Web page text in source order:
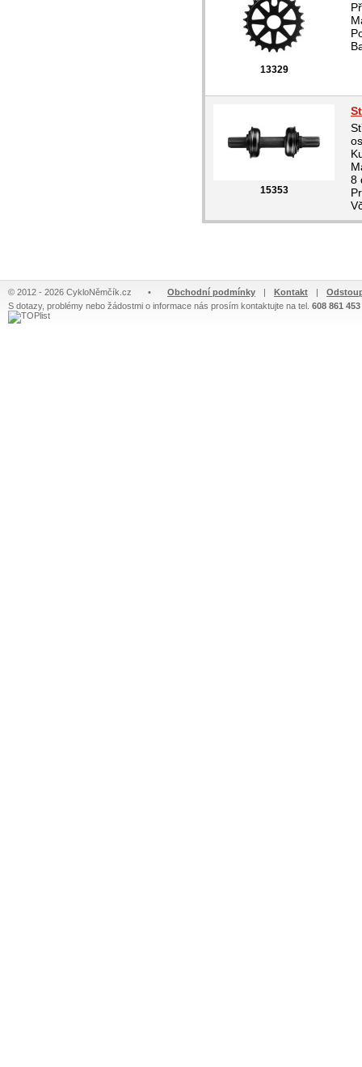
13329
15353
8
© 2012 - 2026 CykloNěmčík.cz • Obchodní podmínky | Kontakt |
S dotazy, problémy nebo žádostmi o informace nás prosím kontaktujte na tel. 608 861 453